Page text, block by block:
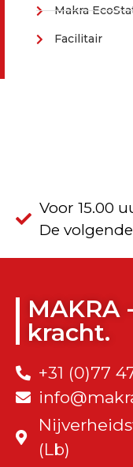
Makra
Facilitair
Voor 15.00
De
MAKRA
kracht.
+31 (0)77
(Lb)